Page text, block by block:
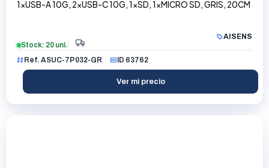
1xUSB-A 10G, 2xUSB-C 10G, 1xSD, 1xMICRO SD, GRIS, 20CM
AISENS
Stock: 20 uni.
Ref. ASUC-7P032-GR
ID 63762
Ver mi precio